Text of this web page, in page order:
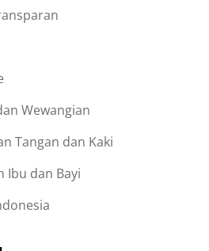
Wewangian
Tangan dan Kaki
Ibu dan Bayi